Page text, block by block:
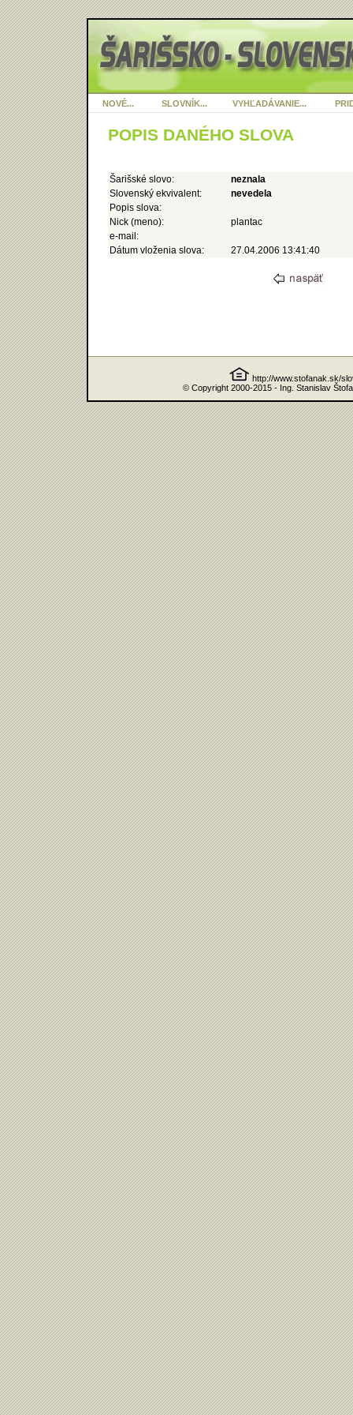
NOVÉ... SLOVNÍK... VYHĽADÁVANIE...
POPIS DANÉHO SLOVA
Šarišské slovo:
neznala
Slovenský ekvivalent:
nevedela
Popis slova:
Nick (meno):
plantac
e-mail:
Dátum vloženia slova:
27.04.2006 13:41:40
http://www.stofanak.sk/
© Copyright 2000-2015 - Ing. Stanislav